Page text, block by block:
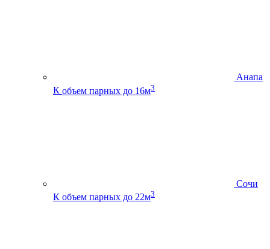
Анапа
К объем парных до 16м3
Сочи
К объем парных до 22м3